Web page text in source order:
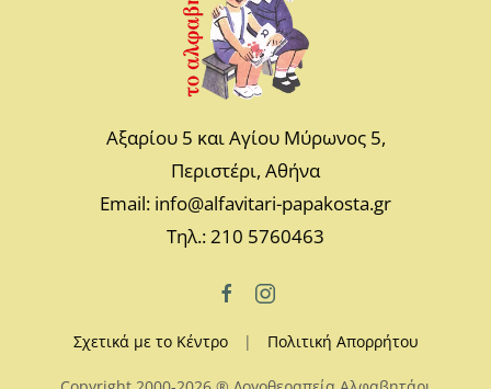
Αξαρίου 5 και Αγίου Μύρωνος 5,
Περιστέρι, Αθήνα
Email: info@alfavitari-papakosta.gr
Τηλ.: 210 5760463
Σχετικά με το Κέντρο| Πολιτική Απορρήτου